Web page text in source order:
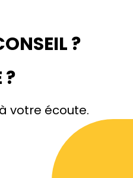
?
?
votre écoute.